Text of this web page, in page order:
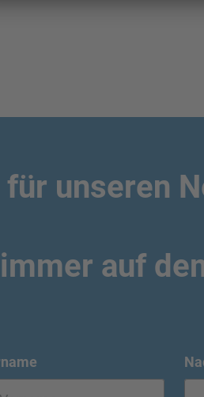
unseren
auf